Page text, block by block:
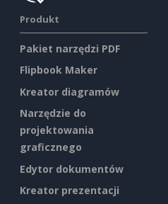
Produkt
Pakiet narzędzi PDF
Flipbook Maker
Kreator diagramów
Narzędzie do
projektowania
graficznego
Edytor dokumentów
Kreator prezentacji